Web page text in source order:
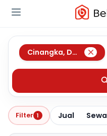
Cinangka, Depok
Filter 1 Jual Sewa